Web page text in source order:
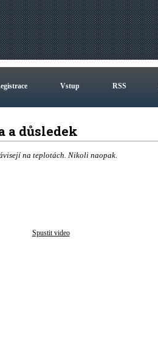
Vstup RSS
a důsledek
na teplotách. Nikoli naopak.
Spustit video